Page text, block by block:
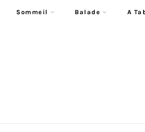
Sommeil Balade A